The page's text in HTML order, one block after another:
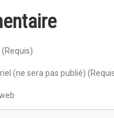
(Requis)
(ne sera pas publié)